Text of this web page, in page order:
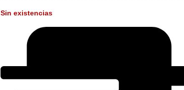
Sin existencias